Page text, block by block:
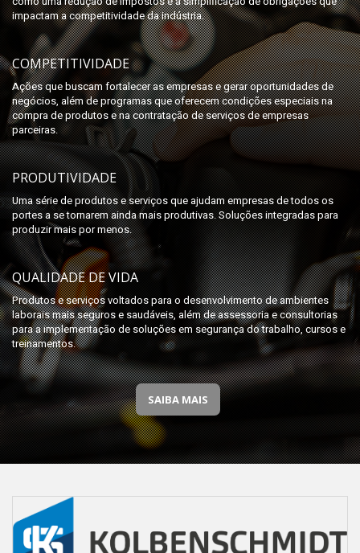
impactam a competitividade da indústria.
COMPETITIVIDADE
Ações que buscam fortalecer as empresas e gerar oportunidades de
negócios, além de programas que oferecem condições especiais na
compra de produtos e na contratação de serviços de empresas
parceiras.
PRODUTIVIDADE
Uma série de produtos e serviços que ajudam empresas de todos os
portes a se tornarem ainda mais produtivas. Soluções integradas para
produzir mais por menos.
QUALIDADE DE VIDA
Produtos e serviços voltados para o desenvolvimento de ambientes
laborais mais seguros e saudáveis, além de assessoria e consultorias
para a implementação de soluções em segurança do trabalho, cursos e
treinamentos.
SAIBA MAIS